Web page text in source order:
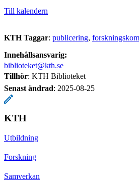
Till kalendern
KTH Taggar: publicering
Innehållsansvarig:
biblioteket@kth.se
Tillhör: KTH Biblioteket
Senast ändrad: 2025-08-25
KTH
Utbildning
Forskning
Samverkan